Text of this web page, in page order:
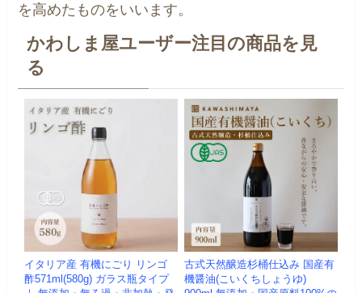
を高めたものをいいます。
かわしま屋ユーザー注目の商品を見
る
イタリア産 有機にごり リンゴ
酢571ml(580g) ガラス瓶タイプ
古式天然醸造杉桶仕込み 国産有
機醤油(こいくちしょうゆ)